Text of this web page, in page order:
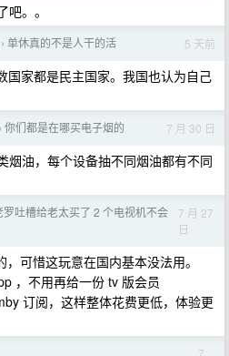
。。
› 单休真的不是人干的活 5 天前
国家都是民主国家。我国也认为自己
› 你们都是在哪买电子烟的 7 月 30 日
烟油，每个设备抽不同烟油都有不同
罗吐槽给老太买了 2 个电视机不会
7 月 27
日
可惜这玩意在国内基本没法用。
，不用再给一份 tv 版会员
订阅，这样整体花费更低，体验更
7